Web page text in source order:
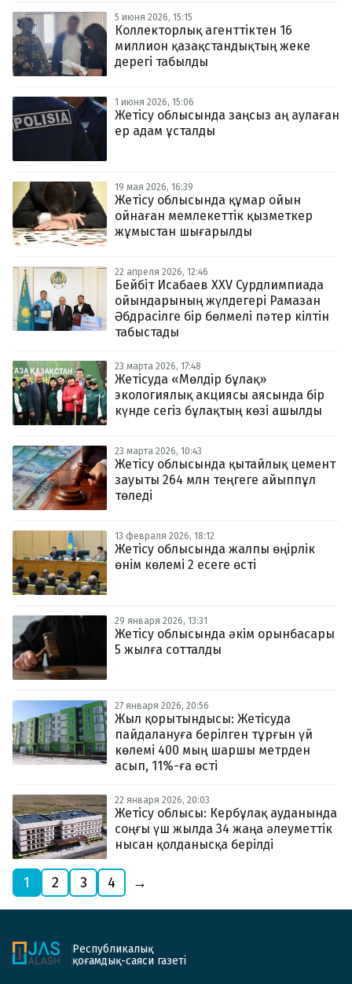
5 июня 2026, 15:15
Коллекторлық агенттіктен 16
миллион қазақстандықтың жеке
дерегі табылды
1 июня 2026, 15:06
Жетісу облысында заңсыз аң аулаған
ер адам ұсталды
19 мая 2026, 16:39
Жетісу облысында құмар ойын
ойнаған мемлекеттік қызметкер
жұмыстан шығарылды
22 апреля 2026, 12:46
Бейбіт Исабаев XXV Сурдлимпиада
ойындарының жүлдегері Рамазан
Әбдрасілге бір бөлмелі пәтер кілтін
табыстады
23 марта 2026, 17:48
Жетісуда «Мөлдір бұлақ»
экологиялық акциясы аясында бір
күнде сегіз бұлақтың көзі ашылды
23 марта 2026, 10:43
Жетісу облысында қытайлық цемент
зауыты 264 млн теңгеге айыппұл
төледі
13 февраля 2026, 18:12
Жетісу облысында жалпы өңірлік
өнім көлемі 2 есеге өсті
29 января 2026, 13:31
Жетісу облысында әкім орынбасары
5 жылға сотталды
27 января 2026, 20:56
Жыл қорытындысы: Жетісуда
пайдалануға берілген тұрғын үй
көлемі 400 мың шаршы метрден
асып, 11%-ға өсті
22 января 2026, 20:03
Жетісу облысы: Кербұлақ ауданында
соңғы үш жылда 34 жаңа әлеуметтік
нысан қолданысқа берілді
1 2 3 4 →
Республикалық
қоғамдық-саяси газеті